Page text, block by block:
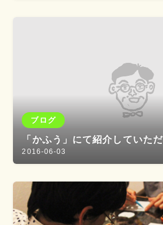
ブログ
「かふう」にて紹介していた
2016-06-03